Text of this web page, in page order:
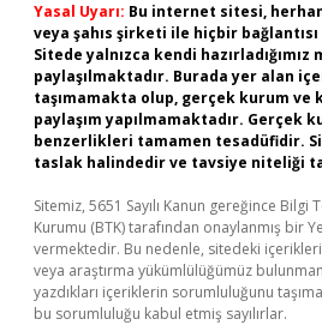
Yasal Uyarı: Bu internet sitesi,
veya şahıs şirketi ile hiçbir
Sitede yalnızca kendi
paylaşılmaktadır. Burada yer alan
taşımamakta olup, gerçek kurum ve
paylaşım yapılmamaktadır. Gerçek
benzerlikleri tamamen tesadüfidir.
taslak halindedir ve tavsiye niteliği
Sitemiz, 5651 Sayılı Kanun gereğince
Kurumu (BTK) tarafından onaylanmış bir
vermektedir. Bu nedenle, sitedeki
veya araştırma yükümlülüğümüz
yazdıkları içeriklerin sorumluluğunu
bu sorumluluğu kabul etmiş sayılırlar.